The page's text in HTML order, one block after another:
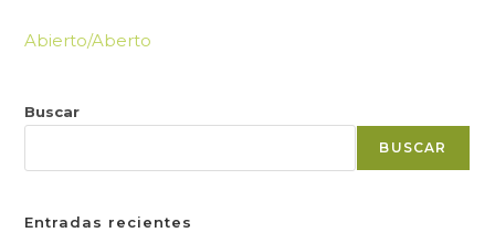
Abierto/Aberto
Buscar
BUSCAR
Entradas recientes